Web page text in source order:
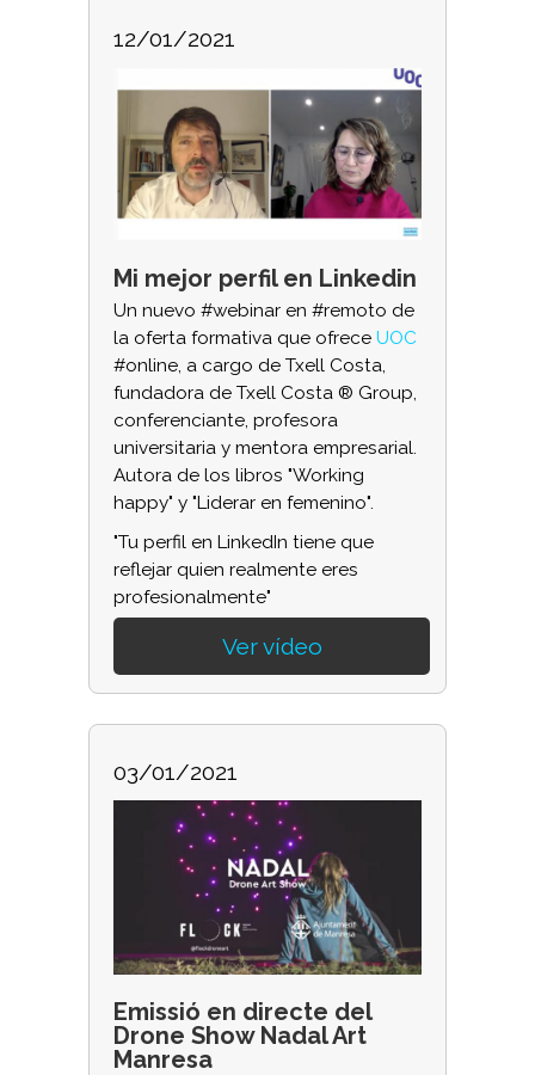
12/01/2021
Mi mejor perfil en Linkedin
Un nuevo #webinar en #remoto de
la oferta formativa que ofrece UOC
#online, a cargo de Txell Costa,
fundadora de Txell Costa ® Group,
conferenciante, profesora
universitaria y mentora empresarial.
Autora de los libros "Working
happy" y "Liderar en femenino".
"Tu perfil en LinkedIn tiene que
reflejar quien realmente eres
profesionalmente"
Ver vídeo
03/01/2021
Emissió en directe del
Drone Show Nadal Art
Manresa